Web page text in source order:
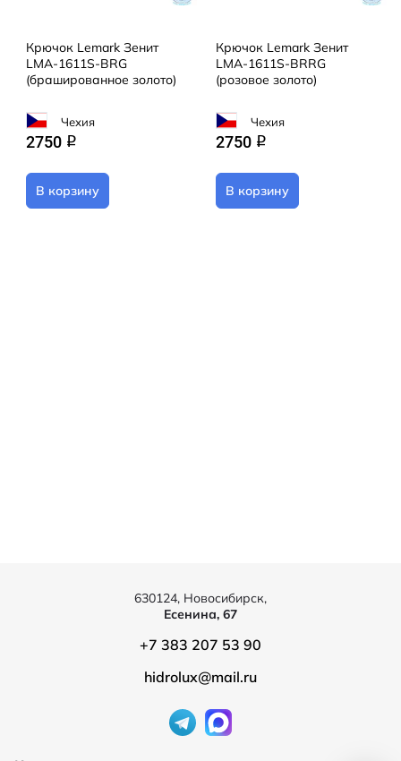
Крючок Lemark Зенит
LMA-1611S-BRG
(брашированное золото)
Чехия
2750 q
В корзину
Крючок Lemark Зенит
LMA-1611S-BRRG
(розовое золото)
Чехия
2750 q
В корзину
630124, Новосибирск,
Есенина, 67
+7 383 207 53 90
hidrolux@mail.ru